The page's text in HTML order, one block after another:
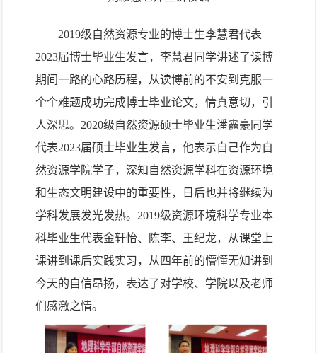
2019级自然资源专业的博士生李慧君代表
2023届博士毕业生发言， 李慧君同学讲述了读博
期间一路的心路历程， 从读博前的不安到克服一
个个难题成功完成博士毕业论文，情真意切，引
人深思。2020级自然资源硕士毕业生潘鑫豪同学
代表2023届硕士毕业生发言，他表示自己作为自
然资源学院学子，深知自然资源学科在资源环境
和生态文明建设中的重要性，日后也并将继续为
学科发展发光发热。 2019级资源环境科学专业本
科毕业生代表金轩怡、陈李、王纪龙，
从课堂上
课讲到课后实践实习，从四年前的懵懂无知讲到
今天的自信昂扬，表达了对学校、 学院以及老师
们 感激之情。